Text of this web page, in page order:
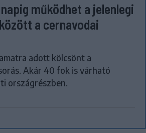
működhet a jelenlegi
a cernavodai
adott kölcsönt a
Akár 40 fok is várható
országrészben.